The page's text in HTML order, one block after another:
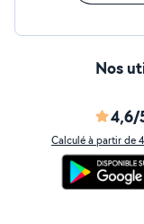
Nos
4,6/
Calculé à partir de